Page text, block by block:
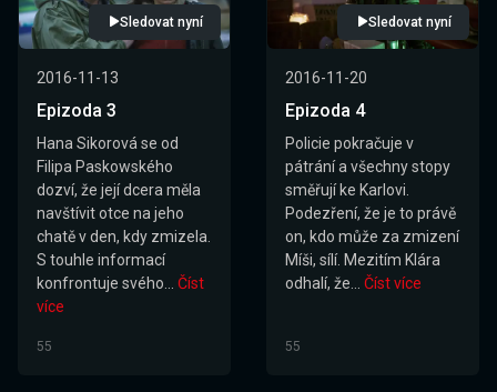
Sledovat nyní
2016-11-13
Epizoda 3
Hana Sikorová se od
Filipa Paskowského
dozví, že její dcera měla
navštívit otce na jeho
chatě v den, kdy zmizela.
S touhle informací
konfrontuje svého...
Číst
více
55
Sledovat nyní
2016-11-20
Epizoda 4
Policie pokračuje v
pátrání a všechny stopy
směřují ke Karlovi.
Podezření, že je to právě
on, kdo může za zmizení
Míši, sílí. Mezitím Klára
odhalí, že...
Číst více
55